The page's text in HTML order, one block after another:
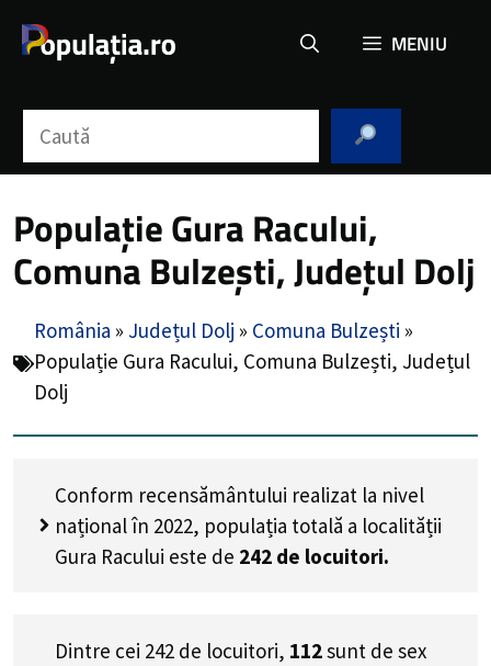
MENIU
Populație Gura Racului,
Comuna Bulzești, Județul Dolj
România » Județul Dolj » Comuna Bulzești »
Populație Gura Racului, Comuna Bulzești, Județul
Dolj
Conform recensământului realizat la nivel
național în 2022, populația totală a localității
Gura Racului este de 242 de locuitori.
Dintre cei 242 de locuitori, 112sunt de sex